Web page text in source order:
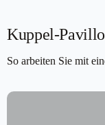
Kuppel-
So arbeiten Sie mit